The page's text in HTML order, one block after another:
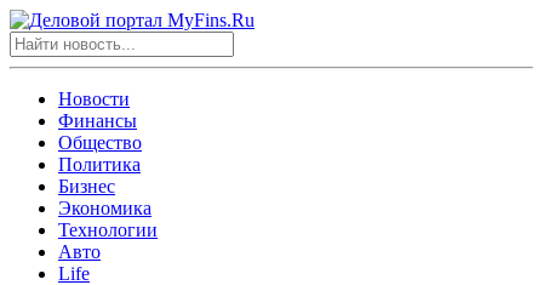
Новости
Финансы
Общество
Политика
Бизнес
Экономика
Технологии
Авто
Life